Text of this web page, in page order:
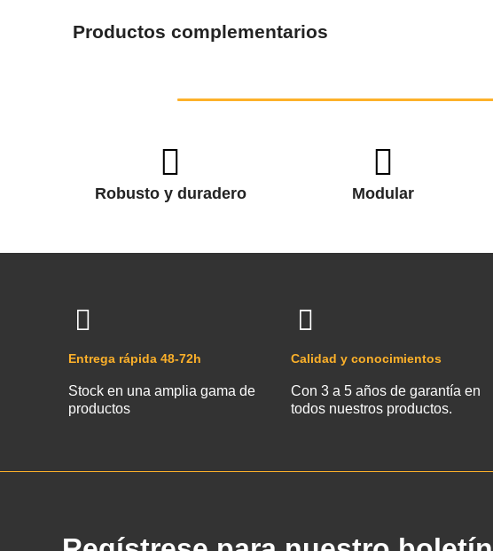
Productos complementarios
Robusto y duradero Modular
Entrega rápida 48-72h
Stock en una amplia gama de
productos
Calidad y conocimientos
Con 3 a 5 años de garantía en
todos nuestros productos.